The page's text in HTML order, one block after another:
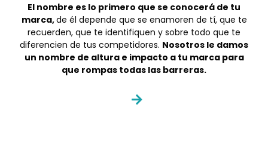
El nombre es lo primero que se conocerá de tu
marca,de él depende que se enamoren de tí, que te
recuerden, que te identifiquen y sobre todo que te
diferencien de tus competidores. Nosotros le damos
un nombre de altura e impacto a tu marca para
que rompas todas las barreras.